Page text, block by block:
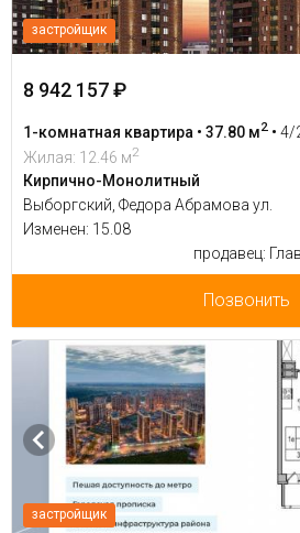
застройщик
8 942 157 ₽
1-комнатная квартира • 37.80 м2 • 4/
Жилая: 12.46 м2
Кирпично-Монолитный
Выборгский, Федора Абрамова ул.
Изменен: 15.08
продавец:
Позвонить
застройщик